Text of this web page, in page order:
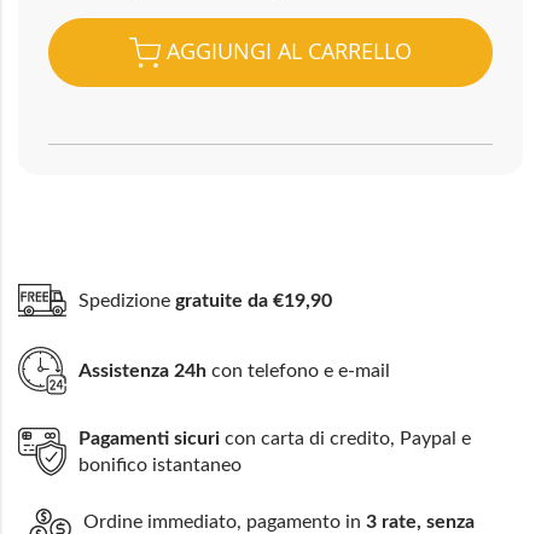
AGGIUNGI AL CARRELLO
Spedizione gratuite da €19,90
Assistenza 24h con telefono e e-mail
Pagamenti sicuri con carta di credito, Paypal e
bonifico istantaneo
Ordine immediato, pagamento in 3 rate, senza